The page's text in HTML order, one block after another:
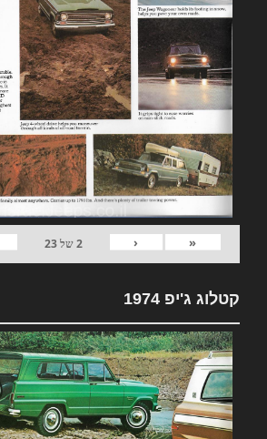
«
‹
2של23
קטלוג ג'יפ 1974